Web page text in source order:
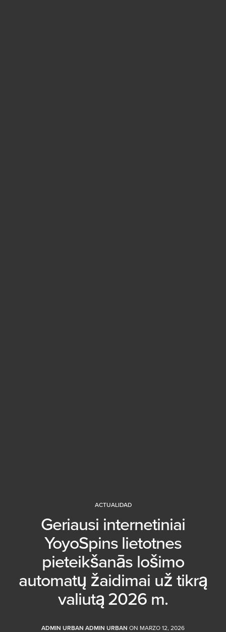
ACTUALIDAD
Geriausi internetiniai
YoyoSpins lietotnes
pieteikšanās lošimo
automatų žaidimai už tikrą
valiutą 2026 m.
ADMIN URBAN ADMIN URBAN ON MARZO 12, 2026